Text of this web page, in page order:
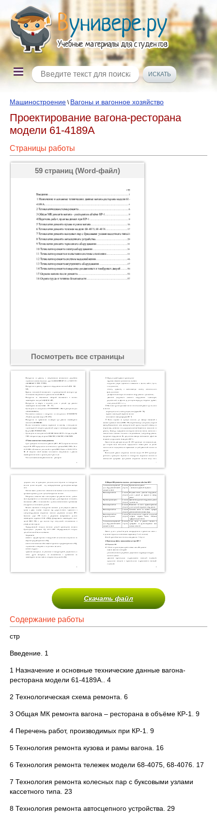
Машиностроение \ Вагоны и вагонное хозяйство
Проектирование вагона-ресторана
модели 61-4189А
Страницы работы
59 страниц (Word-файл)
Посмотреть все страницы
Скачать файл
Содержание работы
стр
Введение. 1
1 Назначение и основные технические данные вагона-
ресторана модели 61-4189А.. 4
2 Технологическая схема ремонта. 6
3 Общая МК ремонта вагона – ресторана в объёме КР-1. 9
4 Перечень работ, производимых при КР-1. 9
5 Технология ремонта кузова и рамы вагона. 16
6 Технология ремонта тележек модели 68-4075, 68-4076. 17
7 Технология ремонта колесных пар с буксовыми узлами
кассетного типа. 23
8 Технология ремонта автосцепного устройства. 29